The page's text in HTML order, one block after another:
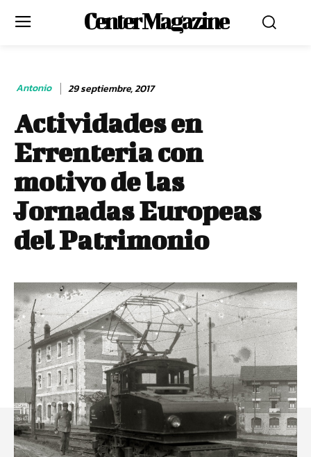
Center Magazine
Antonio 29 septiembre, 2017
Actividades en
Errenteria con
motivo de las
Jornadas Europeas
del Patrimonio